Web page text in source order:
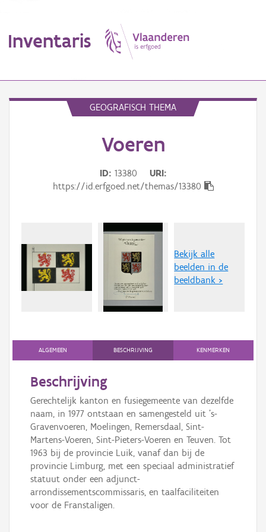
Inventaris
Gebeurtenis
Persoon of collectief
Aanmelden
GEOGRAFISCH THEMA
Voeren
ID 13380
URI
https://id.erfgoed.net/themas/13380
Bekijk alle
beelden in de
beeldbank >
ALGEMEEN BESCHRIJVING KENMERKEN
Beschrijving
Gerechtelijk kanton en fusiegemeente van dezelfde
naam, in 1977 ontstaan en samengesteld uit 's-
Gravenvoeren, Moelingen, Remersdaal, Sint-
Martens-Voeren, Sint-Pieters-Voeren en Teuven. Tot
1963 bij de provincie Luik, vanaf dan bij de
provincie Limburg, met een speciaal administratief
statuut onder een adjunct-
arrondissementscommissaris, en taalfaciliteiten
voor de Franstaligen.